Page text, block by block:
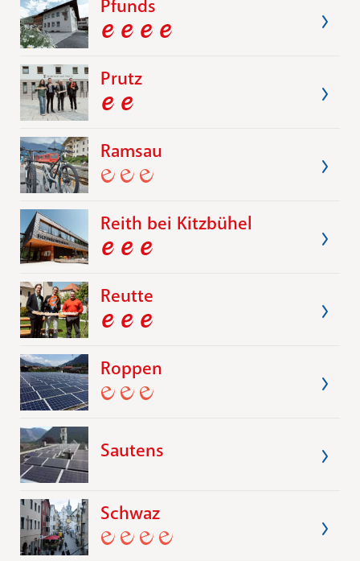
Pfunds
Prutz
Ramsau
Reith bei Kitzbühel
Reutte
Roppen
Sautens
Schwaz